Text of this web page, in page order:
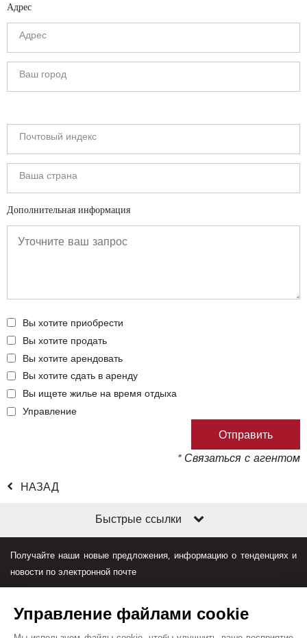
Адрес
Дополнительная информация
Вы хотите приобрести
Вы хотите продать
Вы хотите арендовать
Вы хотите сдать в аренду
Вы ищете жилье на время отдыха
Управление
* Связаться с агентом
НАЗАД
Быстрые ссылки
Получайте наши новые предложения, информацию о тенденциях и
новости по электронной почте
Управление файлами cookie